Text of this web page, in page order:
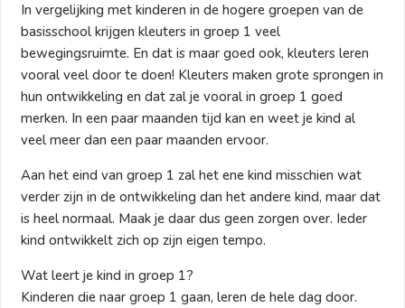
In vergelijking met kinderen in de hogere groepen van de
basisschool krijgen kleuters in groep 1 veel
bewegingsruimte. En dat is maar goed ook, kleuters leren
vooral veel door te doen! Kleuters maken grote sprongen in
hun ontwikkeling en dat zal je vooral in groep 1 goed
merken. In een paar maanden tijd kan en weet je kind al
veel meer dan een paar maanden ervoor.
Aan het eind van groep 1 zal het ene kind misschien wat
verder zijn in de ontwikkeling dan het andere kind, maar dat
is heel normaal. Maak je daar dus geen zorgen over. Ieder
kind ontwikkelt zich op zijn eigen tempo.
Wat leert je kind in groep 1?
Kinderen die naar groep 1 gaan, leren de hele dag door.